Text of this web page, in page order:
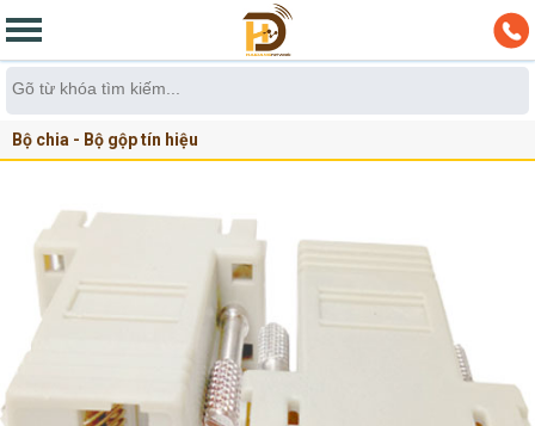
Bộ chia - Bộ gộp tín hiệu